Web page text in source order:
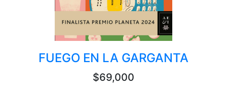
FUEGO EN LA GARGANTA
$69,000